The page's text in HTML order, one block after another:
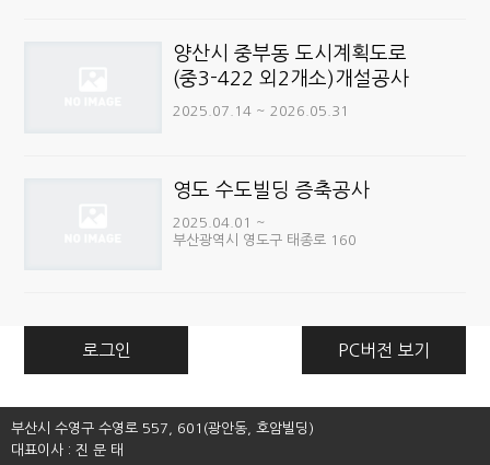
양산시 중부동 도시계획도로
(중3-422 외2개소)개설공사
2025.07.14 ~ 2026.05.31
영도 수도빌딩 증축공사
2025.04.01 ~
부산광역시 영도구 태종로 160
로그인 PC버전 보기
부산시 수영구 수영로 557, 601(광안동, 호암빌딩)
대표이사 : 진 문 태